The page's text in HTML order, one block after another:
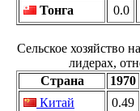
Тонга
0.0
Сельское хозяйство
лидерах,
Страна
1970
Китай
0.49